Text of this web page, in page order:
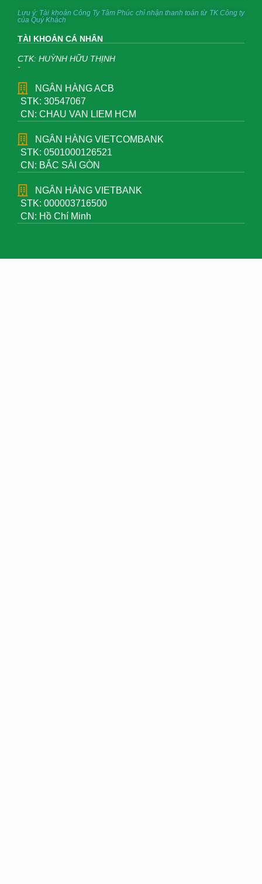
Lưu ý: Tài khoản Công Ty Tâm Phúc chỉ nhận thanh toán từ TK Công ty
của Quý Khách
TÀI KHOẢN CÁ NHÂN
CTK: HUỲNH HỮU THỊNH
-
NGÂN HÀNG ACB
STK: 30547067
CN: CHAU VAN LIEM HCM
NGÂN HÀNG VIETCOMBANK
STK: 0501000126521
CN: BẮC SÀI GÒN
NGÂN HÀNG VIETBANK
STK: 000003716500
CN: Hồ Chí Minh